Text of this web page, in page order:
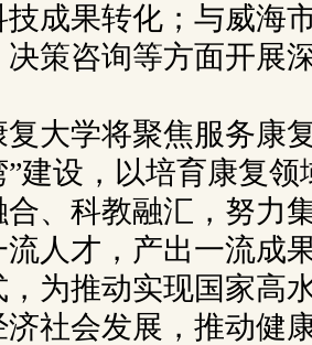
技成果转化；与威海
决策咨询等方面开展
复大学将聚焦服务康
”建设，以培育康复
合、科教融汇，努力
流人才，产出一流成
，为推动实现国家高
济社会发展，推动健